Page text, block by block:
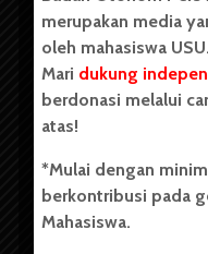
Badan Otonom Pers
pers mahasiswa yang
secara mandiri oleh
(USU). Sebelumnya
Unit Kegiatan
berdiri pada 1 Juli 1995.
merupakan media
oleh mahasiswa USU.
Mari dukung
berdonasi melalui
atas!
*Mulai dengan
berkontribusi pada
Mahasiswa.